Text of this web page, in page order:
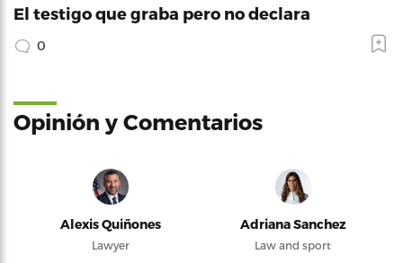
El testigo que graba pero no declara
0
Opinión y Comentarios
Alexis Quiñones
Lawyer
Adriana Sanchez
Law and sport